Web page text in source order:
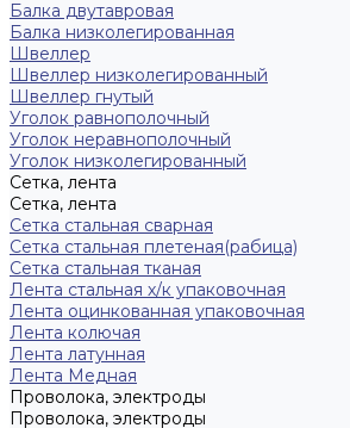
Балка двутавровая
Балка низколегированная
Швеллер
Швеллер низколегированный
Швеллер гнутый
Уголок равнополочный
Уголок неравнополочный
Уголок низколегированный
Сетка, лента
Сетка, лента
Сетка стальная сварная
Сетка стальная плетеная(рабица)
Сетка стальная тканая
Лента стальная х/к упаковочная
Лента оцинкованная упаковочная
Лента колючая
Лента латунная
Лента Медная
Проволока, электроды
Проволока, электроды